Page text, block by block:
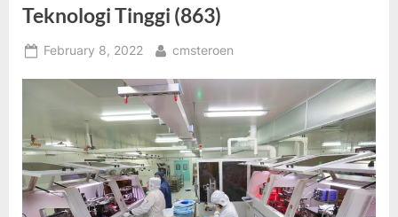
Teknologi Tinggi (863)
Posted
February 8, 2022 By
cmsteroen